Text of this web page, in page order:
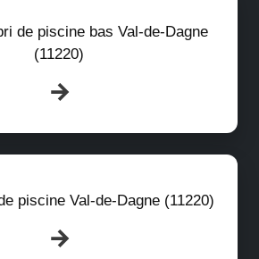
de piscine bas Val-de-Dagne
(11220)
piscine Val-de-Dagne (11220)